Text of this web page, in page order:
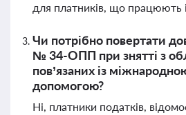
для платників, що працюють
Чи потрібно повертати
№ 34-ОПП при знятті з
пов’язаних із
допомогою?
Ні, платники податків,